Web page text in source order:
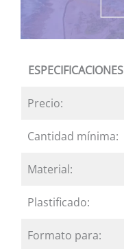
ESPECIFICACIONES
Precio:
Cantidad mínima:
Material:
Plastificado:
Formato para: